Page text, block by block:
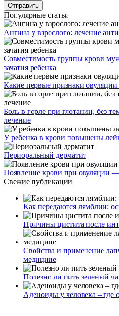
Популярные статьи
Ангина у взрослого: лечение
Совместимость группы крови
зачатия ребенка
Какие первые признаки
Боль в горле при глотании, без
лечение
У ребенка в крови повышены
Периоральный дерматит
Появление крови при овуляции
Свежие публикации
Как передаются лямблии:
Причины цистита после
Свойства и применение
медицине
Полезно ли пить зеленый
Аденоиды у человека – где